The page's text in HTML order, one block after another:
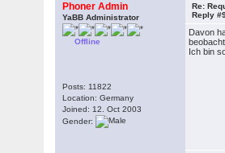
Phoner Admin
YaBB Administrator
Offline
Posts: 11822
Location: Germany
Joined: 12. Oct 2003
Gender:
Re:
Reply
Davon
Ich bin